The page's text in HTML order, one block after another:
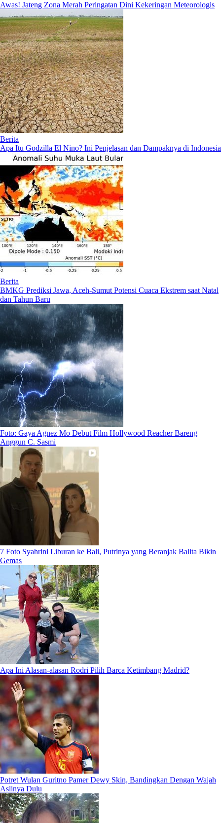
Awas! Jateng Zona Merah Peringatan Dini Kekeringan Meteorologis
Berita
Apa Itu Godzilla El Nino? Ini Penjelasan dan Dampaknya di Indonesia
Berita
BMKG Prediksi Jawa, Aceh-Sumut Potensi Cuaca Ekstrem saat Natal
dan Tahun Baru
Foto: Gaya Agnez Mo Debut Film Hollywood Reacher Bareng
Anggun C. Sasmi
7 Foto Syahrini Liburan ke Bali, Putrinya yang Beranjak Balita Bikin
Gemas
Apa Ini Alasan-alasan Rodri Pilih Barca Ketimbang Madrid?
Potret Wulan Guritno Pamer Dewy Skin, Bandingkan Dengan Wajah
Aslinya Dulu